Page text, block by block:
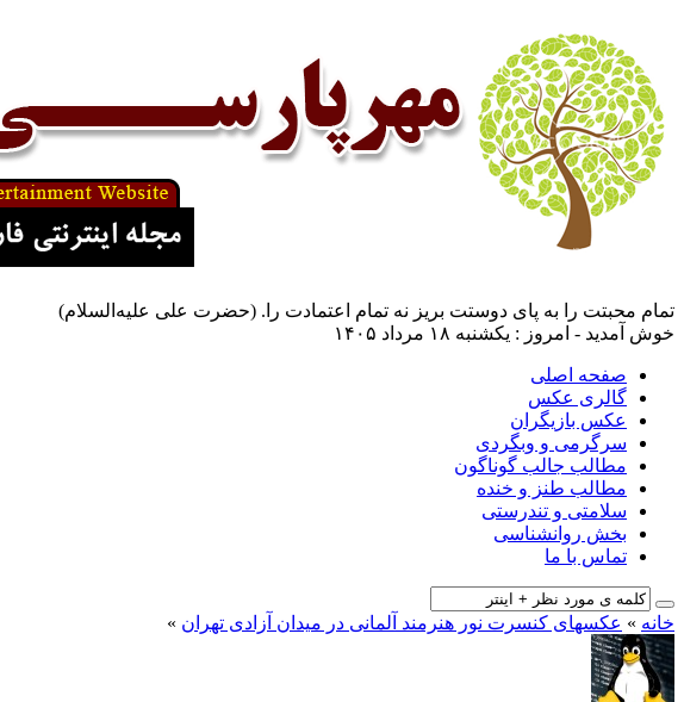
تمام محبتت را به پای دوستت بریز نه تمام اعتمادت را. (حضرت علی علیه‌السلام)
خوش آمدید - امروز : یکشنبه ۱۸ مرداد ۱۴۰۵
صفحه اصلی
گالری عکس
عکس بازیگران
سرگرمی و وبگردی
مطالب جالب گوناگون
مطالب طنز و خنده
سلامتی و تندرستی
بخش روانشناسی
تماس با ما
خانه » عکسهای کنسرت نور هنرمند آلمانی در میدان آزادی تهران »